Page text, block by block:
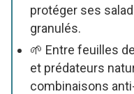
protéger ses
granulés.
🌱 Entre feuilles
et prédateurs
combinaisons